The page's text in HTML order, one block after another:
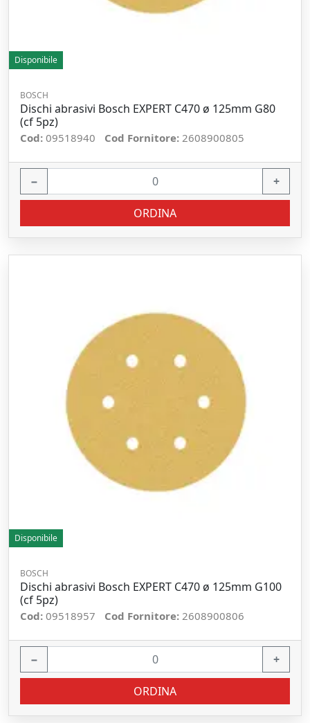
Disponibile
BOSCH
Dischi abrasivi Bosch EXPERT C470 ø 125mm G80
(cf 5pz)
Cod: 09518940 Cod Fornitore: 2608900805
− +
ORDINA
Disponibile
BOSCH
Dischi abrasivi Bosch EXPERT C470 ø 125mm G100
(cf 5pz)
Cod: 09518957 Cod Fornitore: 2608900806
− +
ORDINA